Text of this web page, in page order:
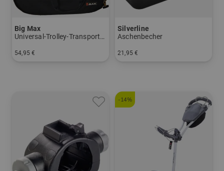
Big Max
Universal-Trolley-Transporttasche
54,95 €
Silverline
Aschenbecher
21,95 €
-14%